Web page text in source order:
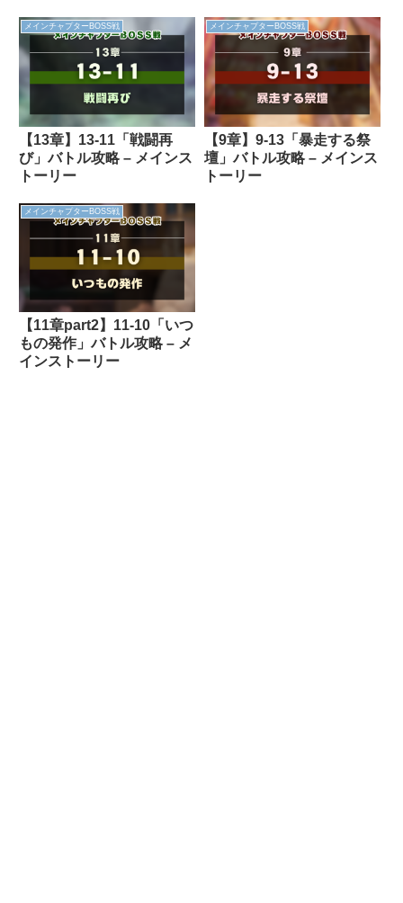
メインチャプターBOSS戦
【13章】13-11「戦闘再
び」バトル攻略 – メインス
トーリー
メインチャプターBOSS戦
【9章】9-13「暴走する祭
壇」バトル攻略 – メインス
トーリー
メインチャプターBOSS戦
【11章part2】11-10「いつ
もの発作」バトル攻略 – メ
インストーリー